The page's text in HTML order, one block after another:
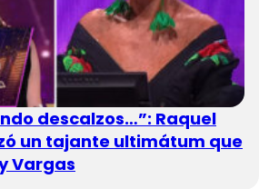
descalzos…”: Raquel
un tajante ultimátum que
Vargas